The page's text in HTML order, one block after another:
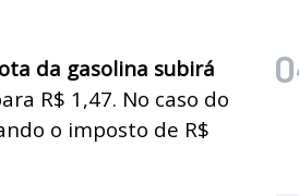
da gasolina subirá
R$ 1,47. No caso do
o imposto de R$